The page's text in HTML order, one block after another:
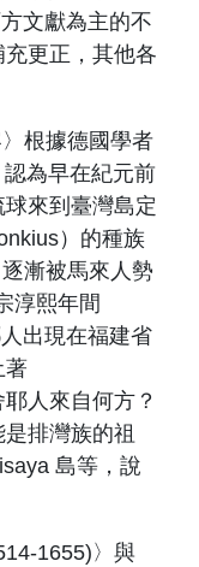
文獻為主的不
更正，其他各
根據德國學者
認為早在紀元前
來到臺灣島定
）的種族
漸被馬來人勢
淳熙年間
出現在福建省
著
人來自何方？
排灣族的祖
島等，說
1655) 〉與